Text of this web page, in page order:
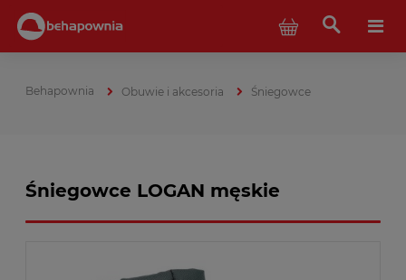
Obuwie i akcesoria Śniegowce
Śniegowce LOGAN męskie